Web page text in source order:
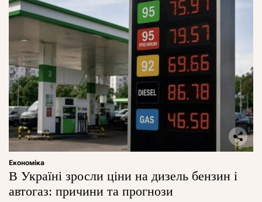
Економіка
В Україні зросли ціни на дизель бензин і
автогаз: причини та прогнози